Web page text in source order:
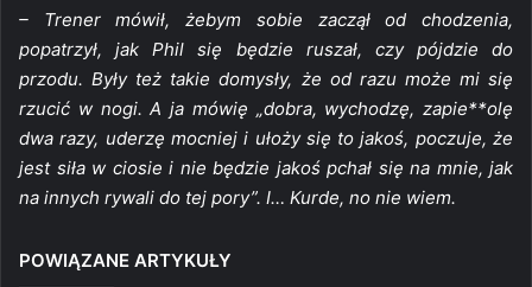
– Trener mówił, żebym sobie zaczął od chodzenia,
popatrzył, jak Phil się będzie ruszał, czy pójdzie do
przodu. Były też takie domysły, że od razu może mi się
rzucić w nogi. A ja mówię „dobra, wychodzę, zapie**olę
dwa razy, uderzę mocniej i ułoży się to jakoś, poczuje, że
jest siła w ciosie i nie będzie jakoś pchał się na mnie, jak
na innych rywali do tej pory”. I… Kurde, no nie wiem.
POWIĄZANE ARTYKUŁY